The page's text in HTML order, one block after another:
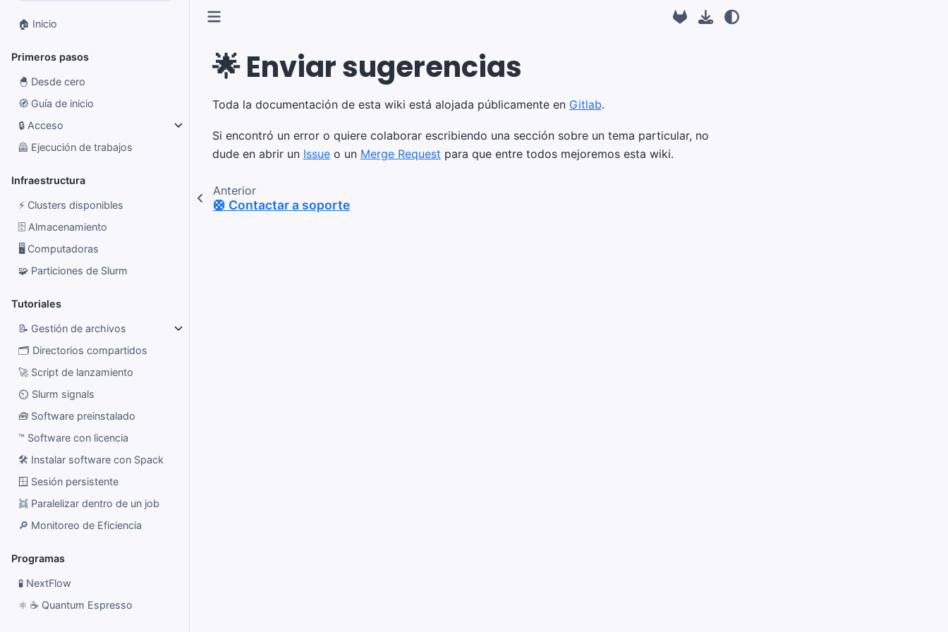
🏠 Inicio
Primeros pasos
🐣 Desde cero
🧭 Guía de inicio
🔒 Acceso
🦺 Ejecución de trabajos
Infraestructura
⚡ Clusters disponibles
🗄️ Almacenamiento
🖥️ Computadoras
🧩 Particiones de Slurm
Tutoriales
📝 Gestión de archivos
🗂️ Directorios compartidos
🚀 Script de lanzamiento
⏲️ Slurm signals
🧰 Software preinstalado
™️ Software con licencia
🛠️ Instalar software con Spack
🪟 Sesión persistente
👯 Paralelizar dentro de un job
🔎 Monitoreo de Eficiencia
Programas
🧪 NextFlow
⚛️ ☕ Quantum Espresso
🌟 Enviar sugerencias
Toda la documentación de esta wiki está alojada públicamente en Gitlab.
Si encontró un error o quiere colaborar escribiendo una sección sobre un tema particular, no
dude en abrir un Issueo un Merge Request para que entre todos mejoremos esta wiki.
Anterior
🛟 Contactar a soporte